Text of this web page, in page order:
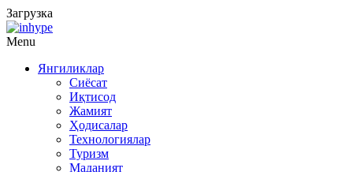
Загрузка
Menu
Янгиликлар
Сиёсат
Иқтисод
Жамият
Ҳодисалар
Технологиялар
Туризм
Маданият